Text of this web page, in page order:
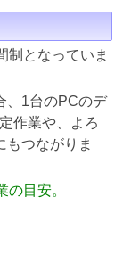
制となっていま
、1台のPCのデ
作業や、よろ
もつながりま
目安。